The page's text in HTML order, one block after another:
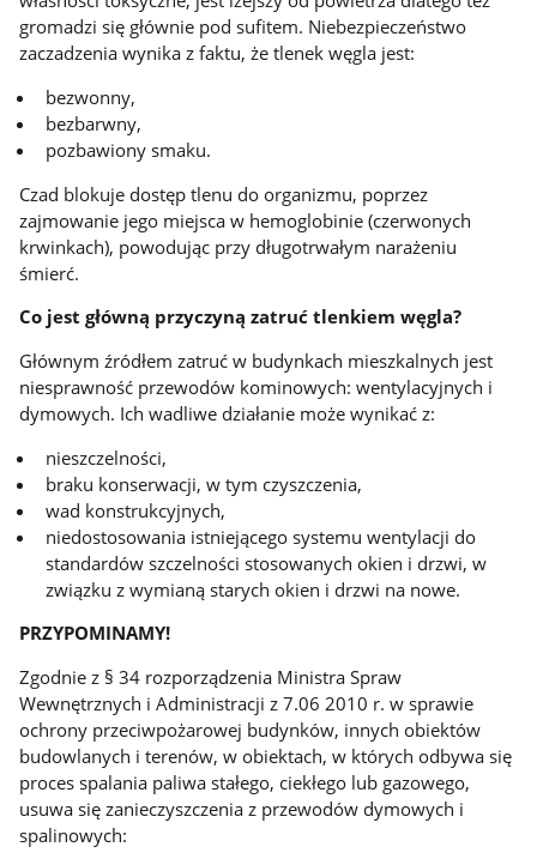
gromadzi się głównie pod sufitem. Niebezpieczeństwo
zaczadzenia wynika z faktu, że tlenek węgla jest:
bezwonny,
bezbarwny,
pozbawiony smaku.
Czad blokuje dostęp tlenu do organizmu, poprzez
zajmowanie jego miejsca w hemoglobinie (czerwonych
krwinkach), powodując przy długotrwałym narażeniu
śmierć.
Co jest główną przyczyną zatruć tlenkiem węgla?
Głównym źródłem zatruć w budynkach mieszkalnych jest
niesprawność przewodów kominowych: wentylacyjnych i
dymowych. Ich wadliwe działanie może wynikać z:
nieszczelności,
braku konserwacji, w tym czyszczenia,
wad konstrukcyjnych,
niedostosowania istniejącego systemu wentylacji do
standardów szczelności stosowanych okien i drzwi, w
związku z wymianą starych okien i drzwi na nowe.
PRZYPOMINAMY!
Zgodnie z § 34 rozporządzenia Ministra Spraw
Wewnętrznych i Administracji z 7.06 2010 r. w sprawie
ochrony przeciwpożarowej budynków, innych obiektów
budowlanych i terenów, w obiektach, w których odbywa się
proces spalania paliwa stałego, ciekłego lub gazowego,
usuwa się zanieczyszczenia z przewodów dymowych i
spalinowych: